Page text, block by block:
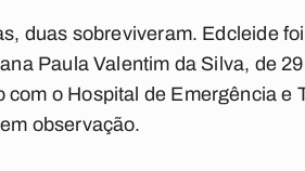
duas sobreviveram. Edcleide
Paula Valentim da Silva, de
o Hospital de Emergência e
observação.